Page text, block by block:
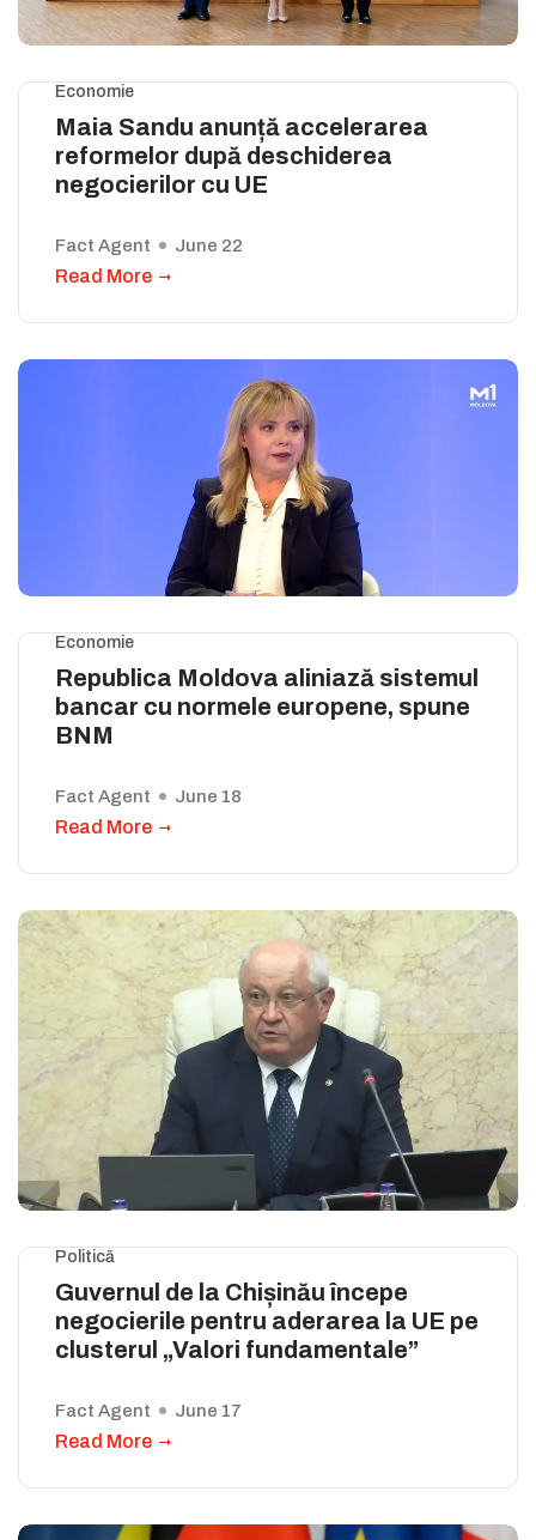
Economie
Maia Sandu anunță accelerarea
reformelor după deschiderea
negocierilor cu UE
Fact Agent June 22
Read More
Economie
Republica Moldova aliniază sistemul
bancar cu normele europene, spune
BNM
Fact Agent June 18
Read More
Politică
Guvernul de la Chișinău începe
negocierile pentru aderarea la UE pe
clusterul „Valori fundamentale”
Fact Agent June 17
Read More